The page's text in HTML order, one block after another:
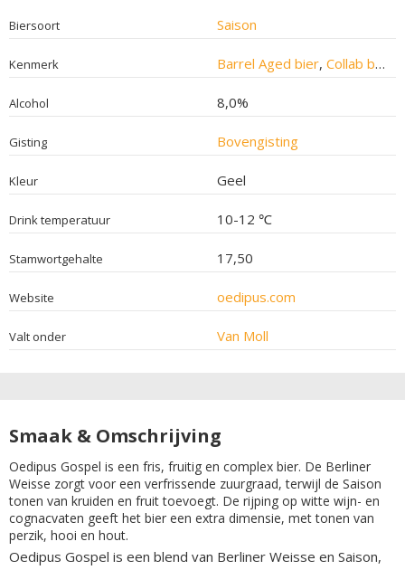
Biersoort Saison
Kenmerk Barrel Aged bier, Collab bier
Alcohol 8,0%
Gisting Bovengisting
Kleur Geel
Drink temperatuur 10-12 ℃
Stamwortgehalte 17,50
Website oedipus.com
Valt onder Van Moll
Smaak & Omschrijving
Oedipus Gospel is een fris, fruitig en complex bier. De Berliner
Weisse zorgt voor een verfrissende zuurgraad, terwijl de Saison
tonen van kruiden en fruit toevoegt. De rijping op witte wijn- en
cognacvaten geeft het bier een extra dimensie, met tonen van
perzik, hooi en hout.
Oedipus Gospel is een blend van Berliner Weisse en Saison,